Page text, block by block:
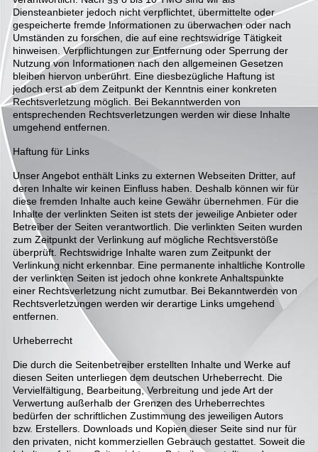
Diensteanbieter jedoch nicht verpflichtet, übermittelte oder
gespeicherte fremde Informationen zu überwachen oder nach
Umständen zu forschen, die auf eine rechtswidrige Tätigkeit
hinweisen. Verpflichtungen zur Entfernung oder Sperrung der
Nutzung von Informationen nach den allgemeinen Gesetzen
bleiben hiervon unberührt. Eine diesbezügliche Haftung ist
jedoch erst ab dem Zeitpunkt der Kenntnis einer konkreten
Rechtsverletzung möglich. Bei Bekanntwerden von
entsprechenden Rechtsverletzungen werden wir diese Inhalte
umgehend entfernen.
Haftung für Links
Unser Angebot enthält Links zu externen Webseiten Dritter, auf
deren Inhalte wir keinen Einfluss haben. Deshalb können wir für
diese fremden Inhalte auch keine Gewähr übernehmen. Für die
Inhalte der verlinkten Seiten ist stets der jeweilige Anbieter oder
Betreiber der Seiten verantwortlich. Die verlinkten Seiten wurden
zum Zeitpunkt der Verlinkung auf mögliche Rechtsverstöße
überprüft. Rechtswidrige Inhalte waren zum Zeitpunkt der
Verlinkung nicht erkennbar. Eine permanente inhaltliche Kontrolle
der verlinkten Seiten ist jedoch ohne konkrete Anhaltspunkte
einer Rechtsverletzung nicht zumutbar. Bei Bekanntwerden von
Rechtsverletzungen werden wir derartige Links umgehend
entfernen.
Urheberrecht
Die durch die Seitenbetreiber erstellten Inhalte und Werke auf
diesen Seiten unterliegen dem deutschen Urheberrecht. Die
Vervielfältigung, Bearbeitung, Verbreitung und jede Art der
Verwertung außerhalb der Grenzen des Urheberrechtes
bedürfen der schriftlichen Zustimmung des jeweiligen Autors
bzw. Erstellers. Downloads und Kopien dieser Seite sind nur für
den privaten, nicht kommerziellen Gebrauch gestattet. Soweit die